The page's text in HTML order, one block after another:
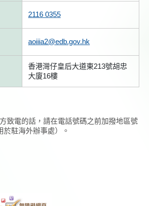
2116 0355
aoiiia2@edb.gov.hk
香港灣仔皇后大道東213號胡忠
大廈16樓
致電的話，請在電話號碼之前加撥地區號
於駐海外辦事處）。